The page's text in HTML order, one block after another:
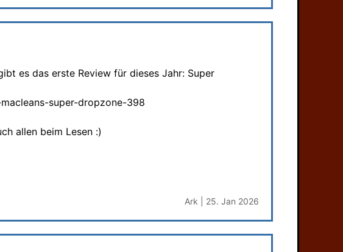
es das erste Review für dieses Jahr: Super
super-dropzone-398
allen beim Lesen :)
Ark | 25. Jan 2026